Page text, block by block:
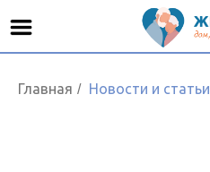
Главная / Новости и статьи